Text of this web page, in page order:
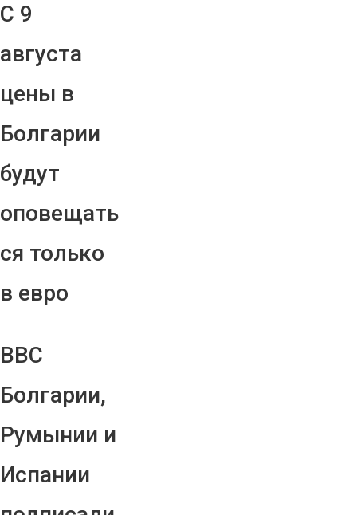
С 9
августа
цены в
Болгарии
будут
оповещать
ся только
в евро
ВВС
Болгарии,
Румынии и
Испании